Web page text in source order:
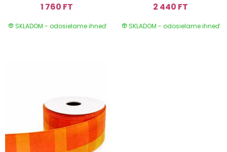
1 760 FT
SKLADOM - odosielame ihneď
2 440 FT
SKLADOM - odosielame ihneď